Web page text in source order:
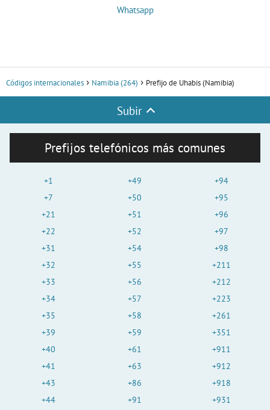
Whatsapp
Códigos internacionales Namibia (264) Prefijo de Uhabis (Namibia)
Subir
Prefijos telefónicos más comunes
+1
+7
+21
+22
+31
+32
+33
+34
+35
+39
+40
+41
+43
+44
+49
+50
+51
+52
+54
+55
+56
+57
+58
+59
+61
+63
+86
+91
+94
+95
+96
+97
+98
+211
+212
+223
+261
+351
+911
+912
+918
+931